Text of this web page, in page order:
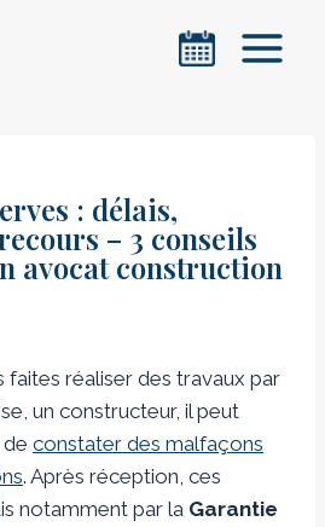
: délais,
– 3 conseils
avocat construction
faites réaliser des travaux par
un constructeur, il peut
constater des malfaçons
. Après réception, ces
notamment par la Garantie